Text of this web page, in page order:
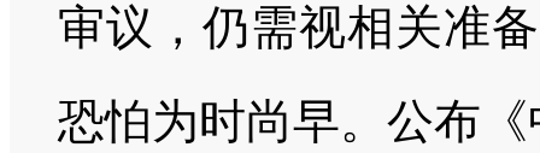
审议，仍需视相关准
恐怕为时尚早。公布